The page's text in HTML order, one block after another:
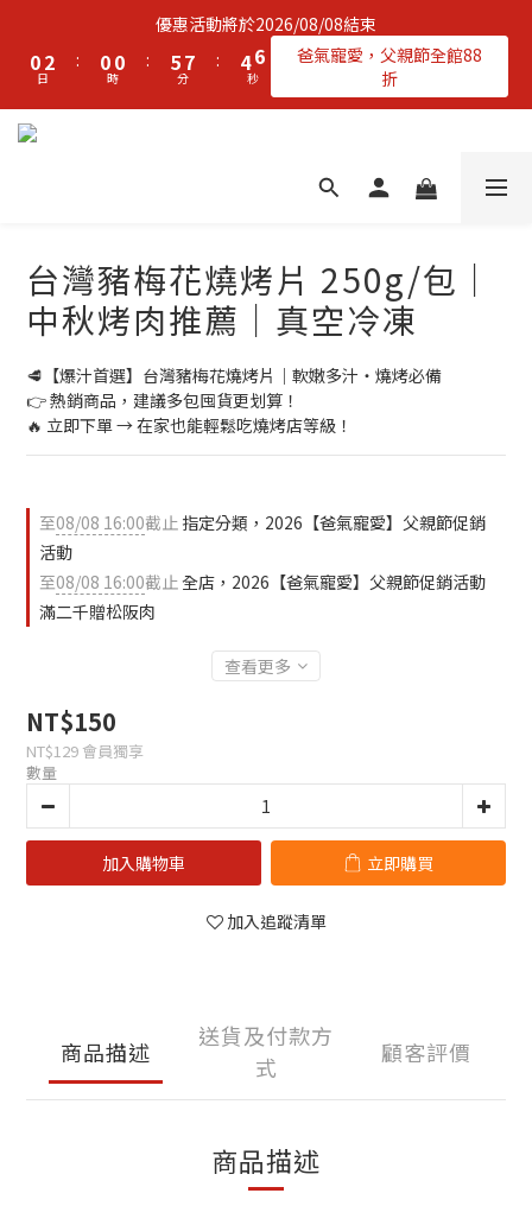
優惠活動將於2026/08/08結束
02
1
0
日
:
00
時
:
7
6
5
4
3
9
8
7
6
5
分
:
6
5
4
3
2
6
5
4
3
秒
爸氣寵愛，父親節全館88
折
台灣豬梅花燒烤片 250g/包｜
中秋烤肉推薦｜真空冷凍
🥩【爆汁首選】台灣豬梅花燒烤片｜軟嫩多汁・燒烤必備
👉 熱銷商品，建議多包囤貨更划算！
🔥 立即下單 → 在家也能輕鬆吃燒烤店等級！
至08/08 16:00截止 指定分類，2026【爸氣寵愛】父親節促銷
活動
至08/08 16:00截止全店，2026【爸氣寵愛】父親節促銷活動
滿二千贈松阪肉
查看更多
NT$150
NT$129 會員獨享
數量
加入購物車 立即購買
加入追蹤清單
商品描述
送貨及付款方
式
顧客評價
商品描述